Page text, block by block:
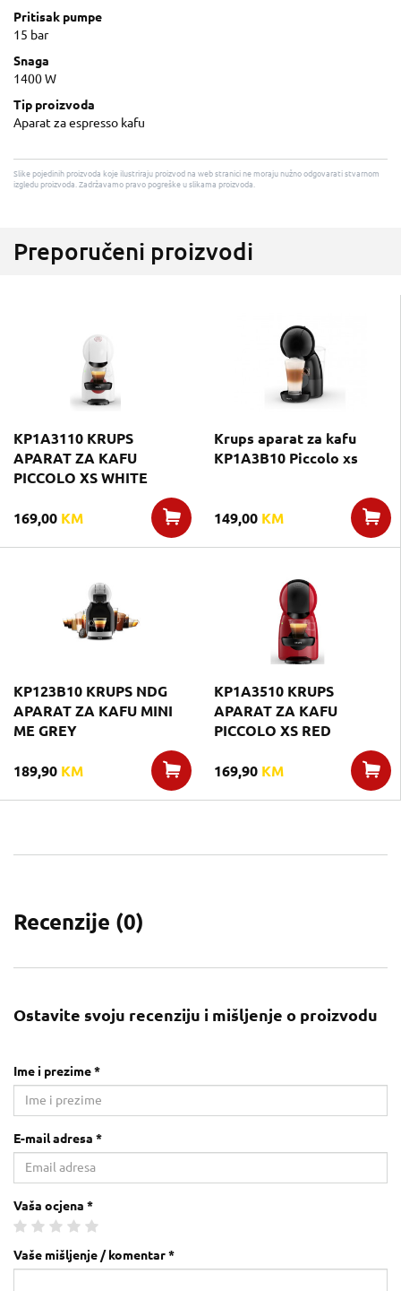
Pritisak pumpe
15 bar
Snaga
1400 W
Tip proizvoda
Aparat za espresso kafu
Slike pojedinih proizvoda koje ilustriraju proizvod na web stranici ne moraju nužno odgovarati stvarnom
izgledu proizvoda. Zadržavamo pravo pogreške u slikama proizvoda.
Preporučeni proizvodi
KP1A3110 KRUPS
APARAT ZA KAFU
PICCOLO XS WHITE
169,00 KM
Krups aparat za kafu
KP1A3B10 Piccolo xs
149,00 KM
KP123B10 KRUPS NDG
APARAT ZA KAFU MINI
ME GREY
189,90 KM
KP1A3510 KRUPS
APARAT ZA KAFU
PICCOLO XS RED
169,90 KM
Recenzije (0)
Ostavite svoju recenziju i mišljenje o proizvodu
Ime i prezime *
E-mail adresa *
Vaša ocjena *
Vaše mišljenje / komentar *